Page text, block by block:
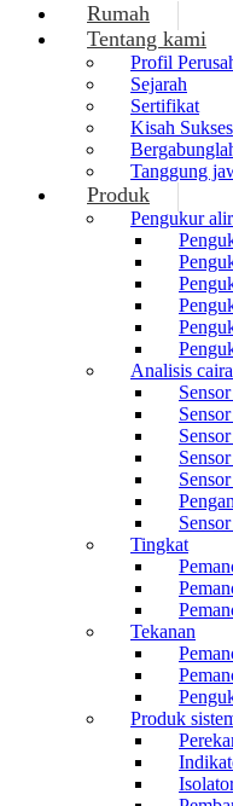
Rumah
Tentang kami
Profil
Sejarah
Sertifikat
Kisah Sukses
Tanggung
Produk
Pengukur
Analisis
Tingkat
Tekanan
Produk